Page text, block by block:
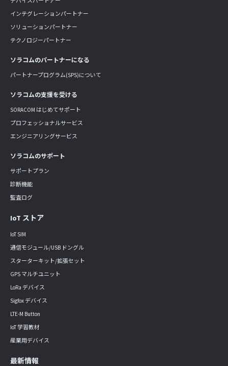
インテグレーションパートナー
ソリューションパートナー
テクノロジーパートナー
ソラコムのパートナーになる
パートナープログラム(SPS)について
ソラコムの支援を受ける
SORACOM はじめてサポート
プロフェッショナルサービス
エンジニアリングサービス
ソラコムのサポート
サポートプラン
診断機能
監査ログ
IoT ストア
IoT SIM
通信モジュール/USB ドングル
スターターキット/拡張セット
GPS マルチユニット
LoRa デバイス
Sigfox デバイス
LTE-M Button
IoT 学習教材
産業用デバイス
最新情報